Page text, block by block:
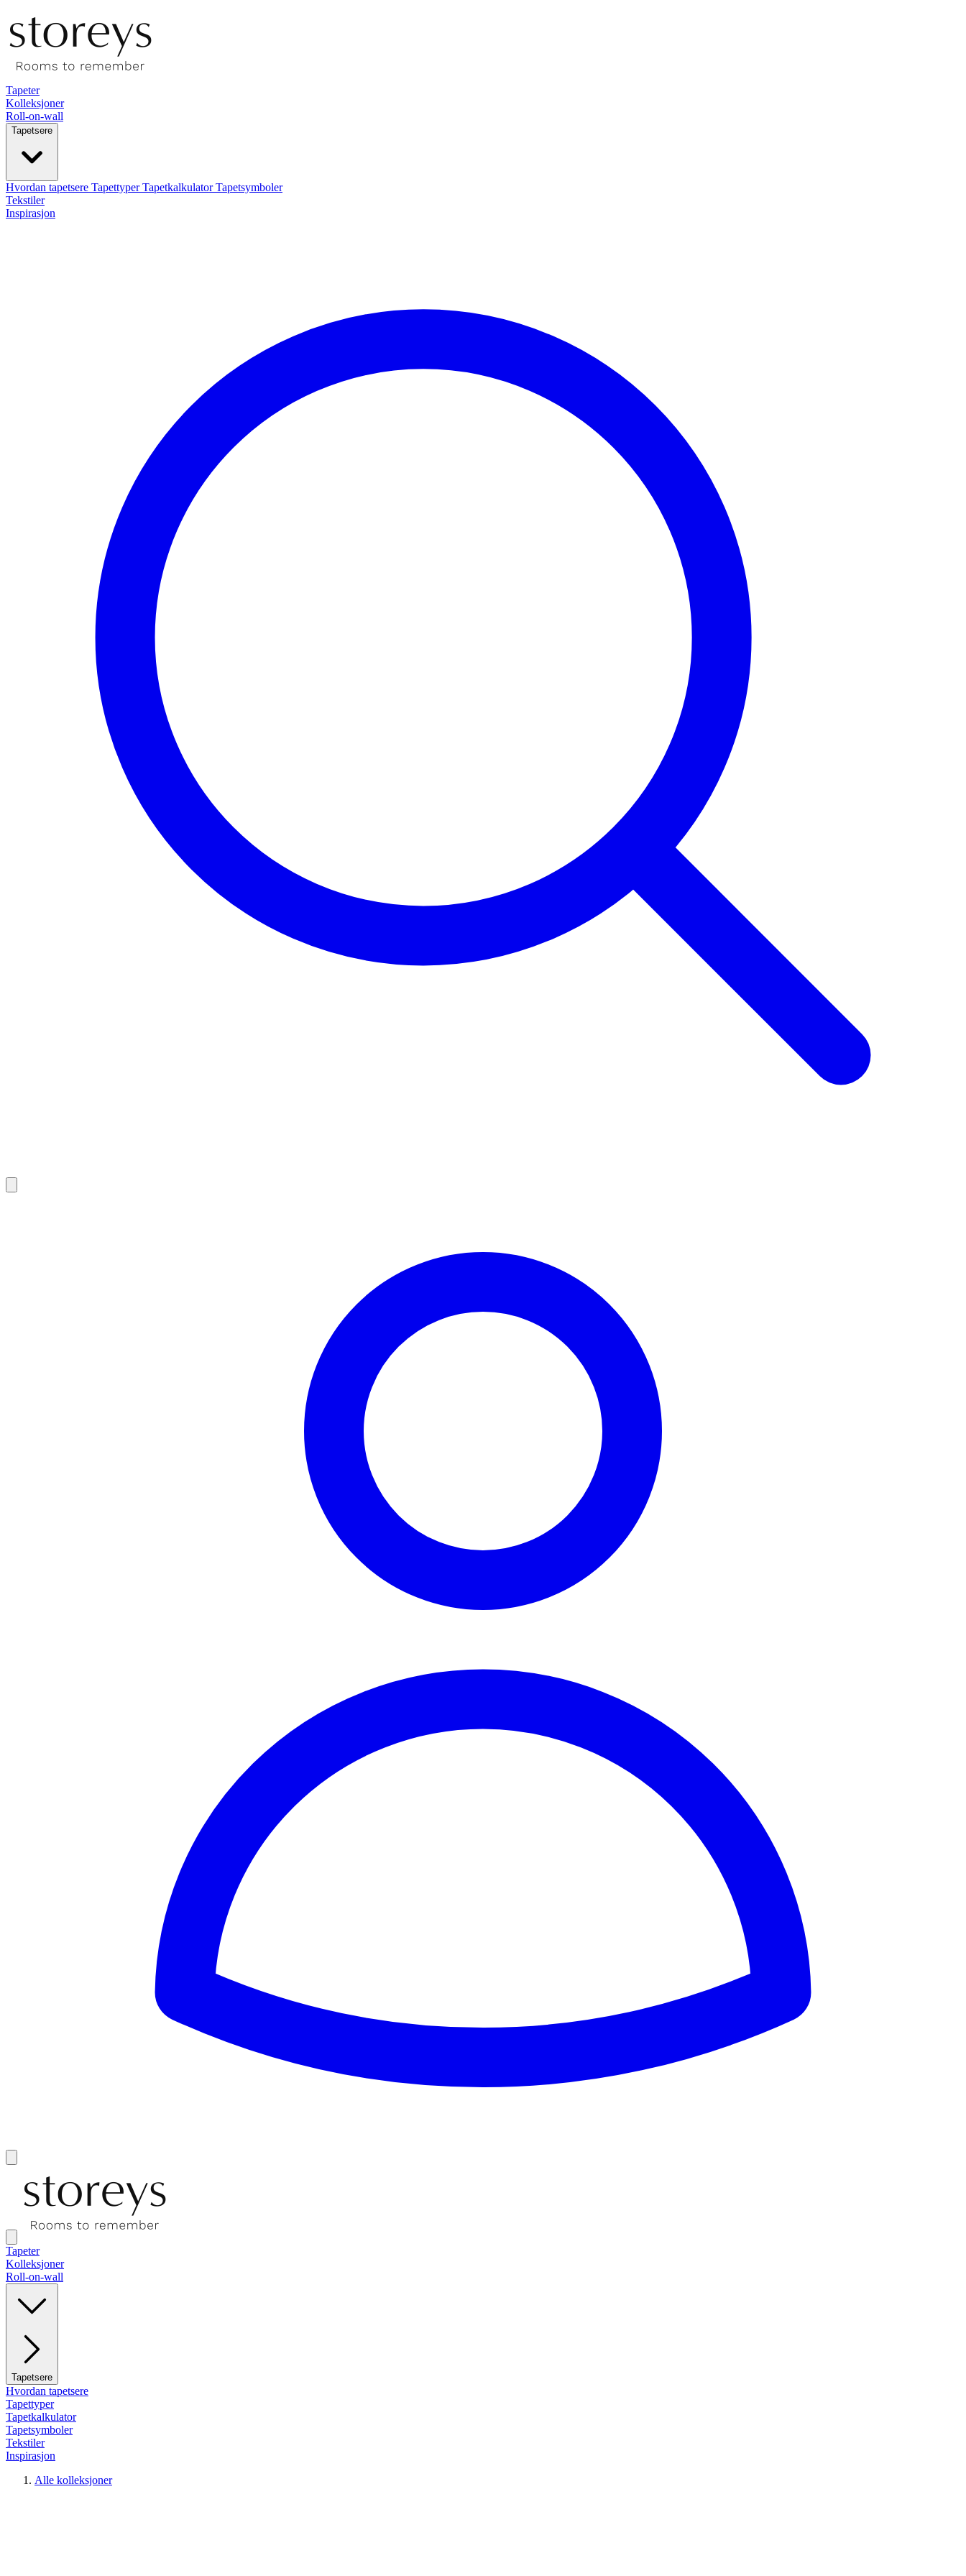
Tapeter
Kolleksjoner
Roll-on-wall
Tapetsere
Hvordan tapetsere TapettyperTapetkalkulatorTapetsymboler
Tekstiler
Inspirasjon
Tapeter
Kolleksjoner
Roll-on-wall
Tapetsere
Hvordan tapetsere
Tapettyper
Tapetkalkulator
Tapetsymboler
Tekstiler
Inspirasjon
Alle kolleksjoner